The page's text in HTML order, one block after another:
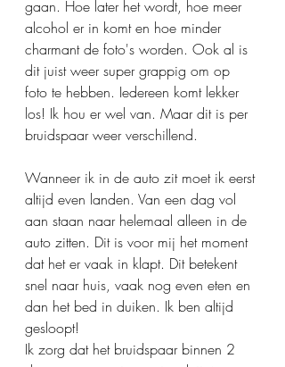
gaan. Hoe later het wordt, hoe meer
alcohol er in komt en hoe minder
charmant de foto's worden. Ook al is
dit juist weer super grappig om op
foto te hebben. Iedereen komt lekker
los! Ik hou er wel van. Maar dit is per
bruidspaar weer verschillend.
Wanneer ik in de auto zit moet ik eerst
altijd even landen. Van een dag vol
aan staan naar helemaal alleen in de
auto zitten. Dit is voor mij het moment
dat het er vaak in klapt. Dit betekent
snel naar huis, vaak nog even eten en
dan het bed in duiken. Ik ben altijd
gesloopt!
Ik zorg dat het bruidspaar binnen 2